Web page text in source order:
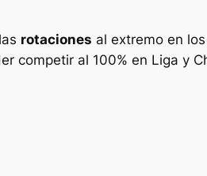
rotaciones al extremo en
competir al 100% en Liga y